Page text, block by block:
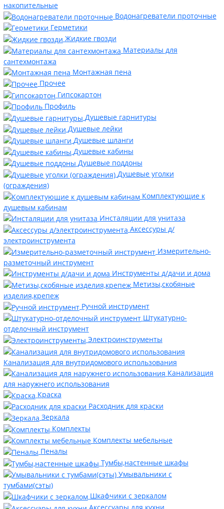
накопительные
Водонагреватели проточные
Герметики
Жидкие гвозди
Материалы для
сантехмонтажа
Монтажная пена
Прочее
Гипсокартон
Профиль
Душевые гарнитуры
Душевые лейки
Душевые шланги
Душевые кабины
Душевые поддоны
Душевые уголки
(ограждения)
Комплектующие к
душевым кабинам
Инсталяции для унитаза
Аксессуры д/
электроинструмента
Измерительно-
разметочный инструмент
Инструменты д/дачи и дома
Метизы,скобяные
изделия,крепеж
Ручной инструмент
Штукатурно-
отделочный инструмент
Электроинструменты
Канализация для внутридомового использования
Канализация
для наружнего использования
Краска
Расходник для краски
Зеркала
Комплекты
Комплекты мебельные
Пеналы
Тумбы,настенные шкафы
Умывальники с
тумбами(сэты)
Шкафчики с зеркалом